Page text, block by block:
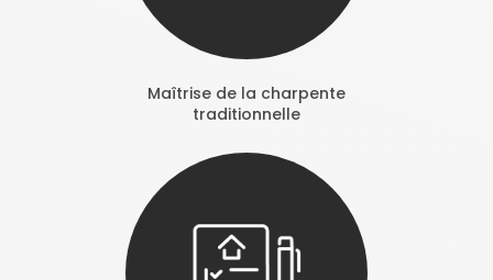
Maîtrise de la charpente
traditionnelle